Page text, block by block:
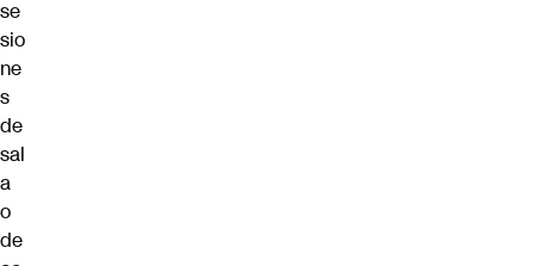
se
sio
ne
s
de
sal
a
o
de